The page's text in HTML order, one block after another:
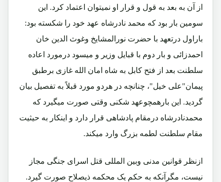
از آن به بعد به قول و قرار او نمیتوان اعتماد کرد. این
سومین بار بود که محمد نادرشاه عهد خود را شکسته بود:
باراول درتعهد با حضرت نورالمشایخ وغوث الدین خان
احمدزائی و بار دوم با قبایل وزیر و میسود درمورد اعاده
سلطنت بعد از فتح کابل به شاه امان الله غازی برطبق
پیمان"علی خیل"، چنانچه در هردو مورد قبلاً به تفصیل بیان
گردید. این بارهمچوعهد شکنی وقتی صورت میگیرد که
محمدنادرشاه درمقام پادشاهی قرار دارد و اینکار به حیثیت
مقام سلطنت لطمه بزرگ وارد میکند.
ازنظر قوانین مدنی وبین المللی قتل اسرای جنگی مجاز
نیست، مگرآنکه به حکم یک محکمه ذیصلاح صورت گیرد.